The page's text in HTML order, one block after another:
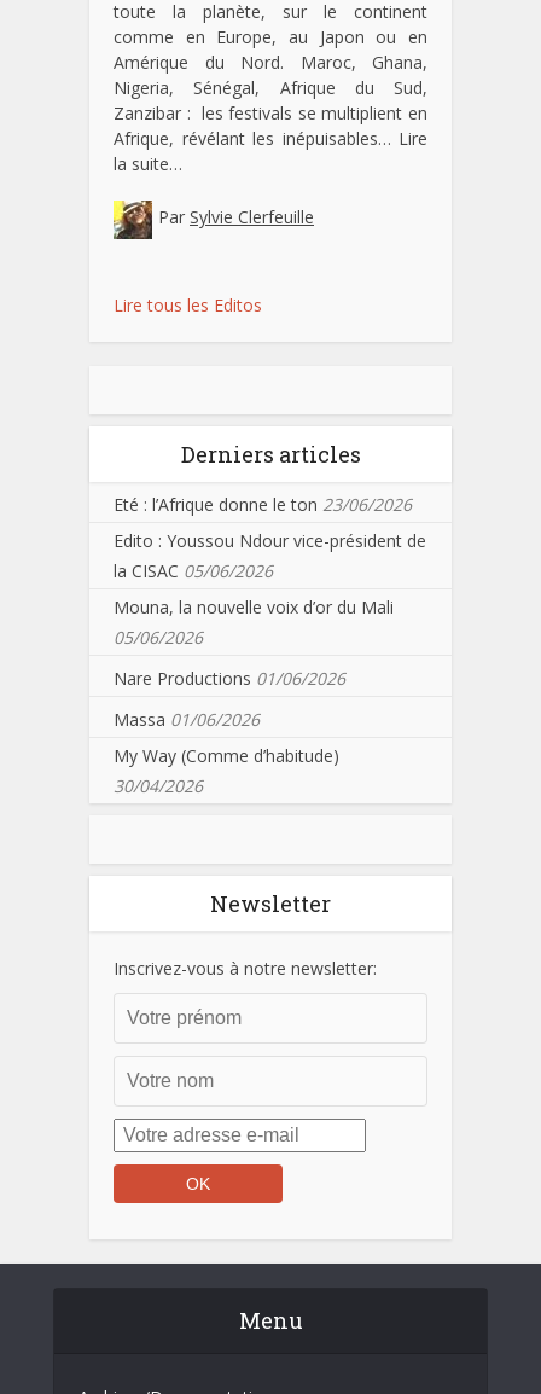
toute la planète, sur le continent
comme en Europe, au Japon ou en
Amérique du Nord. Maroc, Ghana,
Nigeria, Sénégal, Afrique du Sud,
Zanzibar : les festivals se multiplient en
Afrique, révélant les inépuisables… Lire
la suite…
Par Sylvie Clerfeuille
Lire tous les Editos
Derniers articles
Eté : l’Afrique donne le ton 23/06/2026
Edito : Youssou Ndour vice-président de
la CISAC 05/06/2026
Mouna, la nouvelle voix d’or du Mali
05/06/2026
Nare Productions 01/06/2026
Massa 01/06/2026
My Way (Comme d’habitude)
30/04/2026
Newsletter
Inscrivez-vous à notre newsletter:
Menu